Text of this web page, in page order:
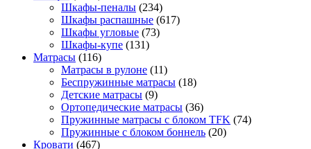
Шкафы-пеналы (234)
Шкафы распашные (617)
Шкафы угловые (73)
Шкафы-купе (131)
Матрасы (116)
Матрасы в рулоне (11)
Беспружинные матрасы (18)
Детские матрасы (9)
Ортопедические матрасы (36)
Пружинные матрасы с блоком TFK (74)
Пружинные с блоком боннель (20)
Кровати (467)